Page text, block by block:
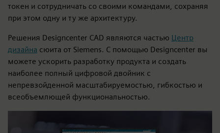
токен и сотрудничать со своими командами, сохраняя
при этом одну и ту же архитектуру.
Решения Designcenter CAD являются частью Центр
дизайна сюита от Siemens. С помощью Designcenter вы
можете ускорить разработку продукта и создать
наиболее полный цифровой двойник с
непревзойденной масштабируемостью, гибкостью и
всеобъемлющей функциональностью.